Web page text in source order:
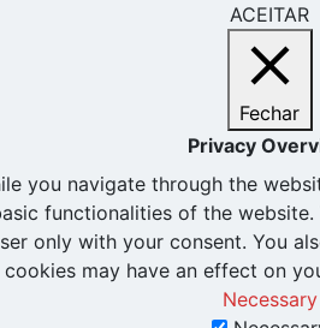
ACEITAR
Fechar
Privacy
you navigate through the
functionalities of the
only with your consent. You
cookies may have an effect on
Necessary